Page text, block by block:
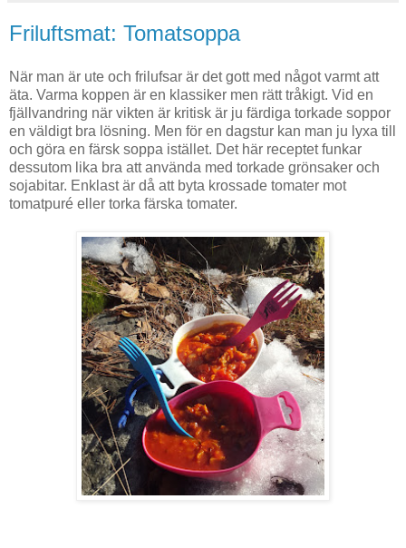
Friluftsmat: Tomatsoppa
När man är ute och frilufsar är det gott med något varmt att
äta. Varma koppen är en klassiker men rätt tråkigt. Vid en
fjällvandring när vikten är kritisk är ju färdiga torkade soppor
en väldigt bra lösning. Men för en dagstur kan man ju lyxa till
och göra en färsk soppa istället. Det här receptet funkar
dessutom lika bra att använda med torkade grönsaker och
sojabitar. Enklast är då att byta krossade tomater mot
tomatpuré eller torka färska tomater.